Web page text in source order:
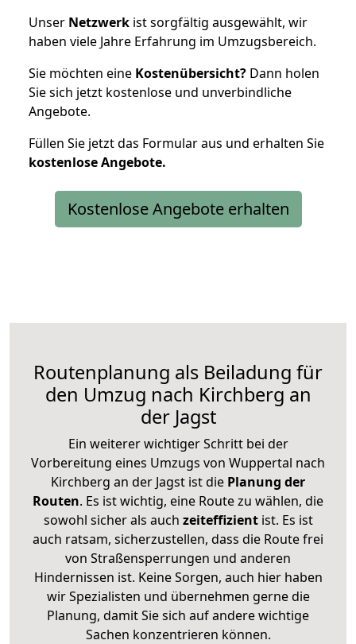
Unser Netzwerk ist sorgfältig ausgewählt, wir
haben viele Jahre Erfahrung im Umzugsbereich.
Sie möchten eine Kostenübersicht? Dann holen
Sie sich jetzt kostenlose und unverbindliche
Angebote.
Füllen Sie jetzt das Formular aus und erhalten Sie
kostenloseAngebote.
Kostenlose Angebote erhalten
Routenplanung als Beiladung für
den Umzug nach Kirchberg an
der Jagst
Ein weiterer wichtiger Schritt bei der
Vorbereitung eines Umzugs von Wuppertal nach
Kirchberg an der Jagst ist die Planung der
Routen. Es ist wichtig, eine Route zu wählen, die
sowohl sicher als auch zeiteffizientist. Es ist
auch ratsam, sicherzustellen, dass die Route frei
von Straßensperrungen und anderen
Hindernissen ist. Keine Sorgen, auch hier haben
wir Spezialisten und übernehmen gerne die
Planung, damit Sie sich auf andere wichtige
Sachen konzentrieren können.